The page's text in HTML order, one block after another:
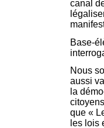
canal
Base-
Nous
aussi
la
que «
les lois